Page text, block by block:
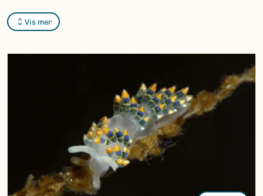
Vis mer
Synonymer:
Bokmål:Ingen
Nynorsk:Ingen
186658
Gå til Nortaxa for flere detaljer
(Ekstern lenke)